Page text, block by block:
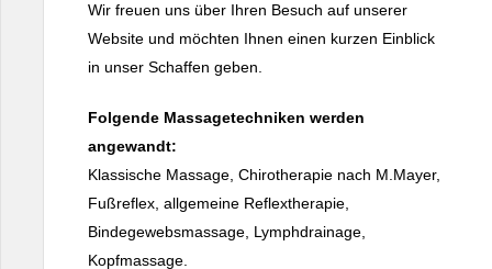
Wir freuen uns über Ihren Besuch auf unserer
Website und möchten Ihnen einen kurzen Einblick
in unser Schaffen geben.
Folgende Massagetechniken werden
angewandt:
Klassische Massage, Chirotherapie nach M.Mayer,
Fußreflex, allgemeine Reflextherapie,
Bindegewebsmassage, Lymphdrainage,
Kopfmassage.